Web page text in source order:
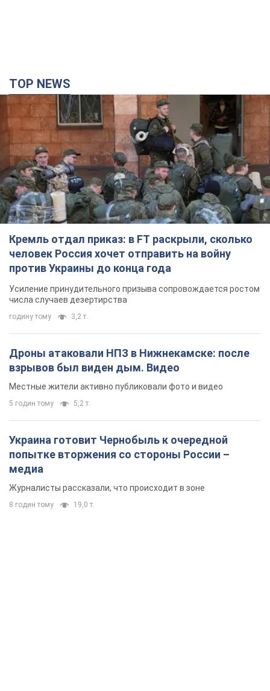
TOP NEWS
Кремль отдал приказ: в FT раскрыли, сколько
человек Россия хочет отправить на войну
против Украины до конца года
Усиление принудительного призыва сопровождается ростом
числа случаев дезертирства
годину тому 3,2 т.
Дроны атаковали НПЗ в Нижнекамске: после
взрывов был виден дым. Видео
Местные жители активно публиковали фото и видео
5 годин тому 5,2 т.
Украина готовит Чернобыль к очередной
попытке вторжения со стороны России –
медиа
Журналисты рассказали, что происходит в зоне
8 годин тому 19,0 т.